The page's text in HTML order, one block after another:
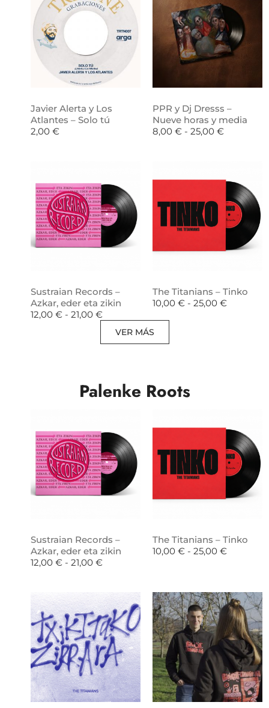
Javier Alerta y Los
Atlantes – Solo tú
2,00 €
PPR y Dj Dresss –
Nueve horas y media
8,00 € - 25,00 €
Sustraian Records –
Azkar, eder eta zikin
12,00 € - 21,00 €
The Titanians – Tinko
10,00 € - 25,00 €
VER MÁS
Palenke Roots
Sustraian Records –
Azkar, eder eta zikin
12,00 € - 21,00 €
The Titanians – Tinko
10,00 € - 25,00 €